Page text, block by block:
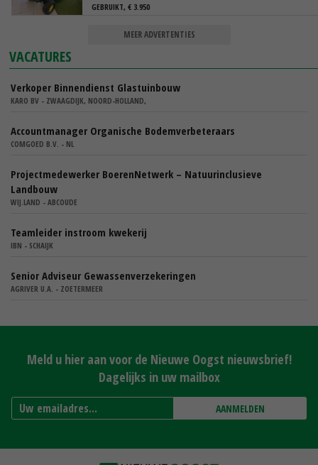
GEBRUIKT, € 3.950
MEER ADVERTENTIES
VACATURES
Verkoper Binnendienst Glastuinbouw
KARO BV - ZWAAGDIJK, NOORD-HOLLAND,
Accountmanager Organische Bodemverbeteraars
COMGOED B.V. - NL
Projectmedewerker BoerenNetwerk – Natuurinclusieve
Landbouw
WIJ.LAND - ABCOUDE
Teamleider instroom kwekerij
IBN - SCHAIJK
Senior Adviseur Gewassenverzekeringen
AGRIVER U.A. - ZOETERMEER
Meld u hier aan voor de Nieuwe Oogst nieuwsbrief!
Dagelijks in uw mailbox
AANMELDEN